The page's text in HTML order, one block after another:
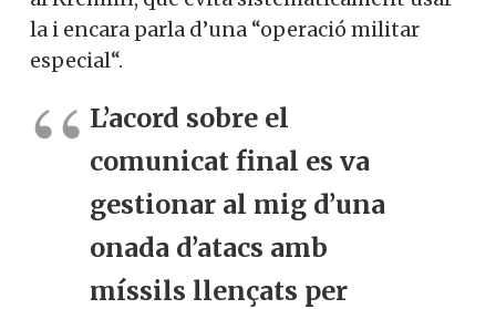
la i encara parla d’una “operació militar
especial“.
L’acord sobre el
comunicat final es va
gestionar al mig d’una
onada d’atacs amb
míssils llençats per